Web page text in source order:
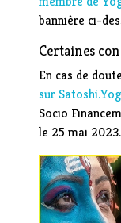
bannière ci-
Certaines
En cas de
sur
Socio
le 25 mai 2023.